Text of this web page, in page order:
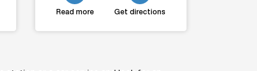
Read more Get directions